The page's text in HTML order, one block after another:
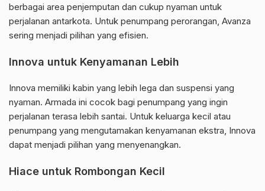
berbagai area penjemputan dan cukup nyaman untuk
perjalanan antarkota. Untuk penumpang perorangan, Avanza
sering menjadi pilihan yang efisien.
Innova untuk Kenyamanan Lebih
Innova memiliki kabin yang lebih lega dan suspensi yang
nyaman. Armada ini cocok bagi penumpang yang ingin
perjalanan terasa lebih santai. Untuk keluarga kecil atau
penumpang yang mengutamakan kenyamanan ekstra, Innova
dapat menjadi pilihan yang menyenangkan.
Hiace untuk Rombongan Kecil